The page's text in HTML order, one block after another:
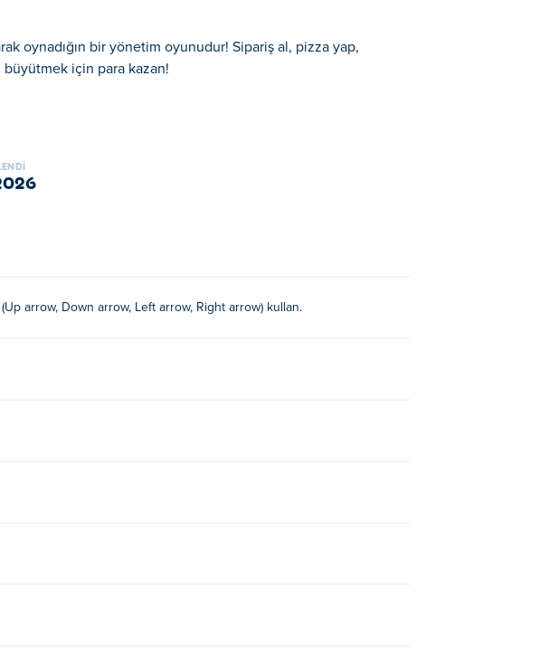
oynadığın bir yönetim oyunudur! Sipariş al, pizza yap,
büyütmek için para kazan!
Diğer kedi müşterilerden sipariş alın, lezzetli pizzalar
arrow, Down arrow, Left arrow, Right arrow) kullan.